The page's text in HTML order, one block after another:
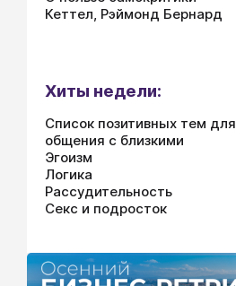
Кеттел, Рэймонд Бернард
Хиты недели:
Список позитивных тем для
общения с близкими
Эгоизм
Логика
Рассудительность
Секс и подросток